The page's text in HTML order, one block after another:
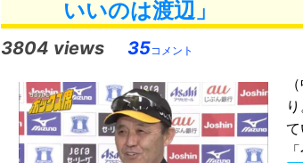
いいのは渡辺」
3804 views 35コメント